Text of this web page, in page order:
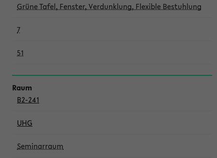
Grüne Tafel, Fenster, Verdunklung, Flexible Bestuhlung
7
51
B2-241
UHG
Seminarraum